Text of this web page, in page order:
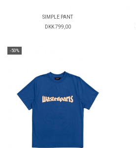
SIMPLE PANT
DKK 799,00
-50%